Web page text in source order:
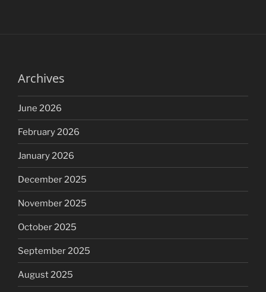
Archives
June 2026
February 2026
January 2026
December 2025
November 2025
October 2025
September 2025
August 2025